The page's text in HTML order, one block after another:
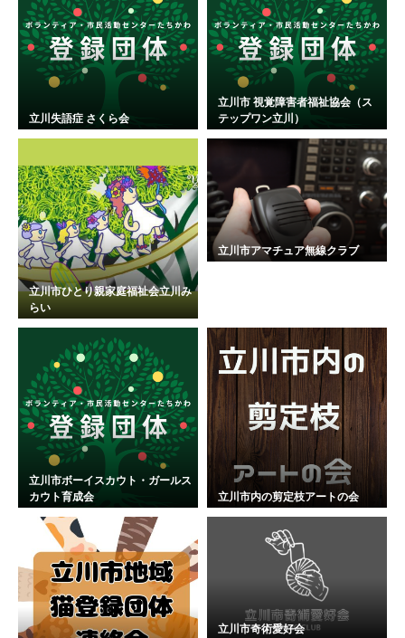
立川失語症 さくら会
立川市 視覚障害者福祉協会（ス
テップワン立川）
立川市ひとり親家庭福祉会立川み
らい
立川市アマチュア無線クラブ
立川市ボーイスカウト・ガールス
カウト育成会
立川市内の剪定枝アートの会
立川市奇術愛好会